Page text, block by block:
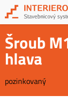
Šroub
hlava
pozinkovaný